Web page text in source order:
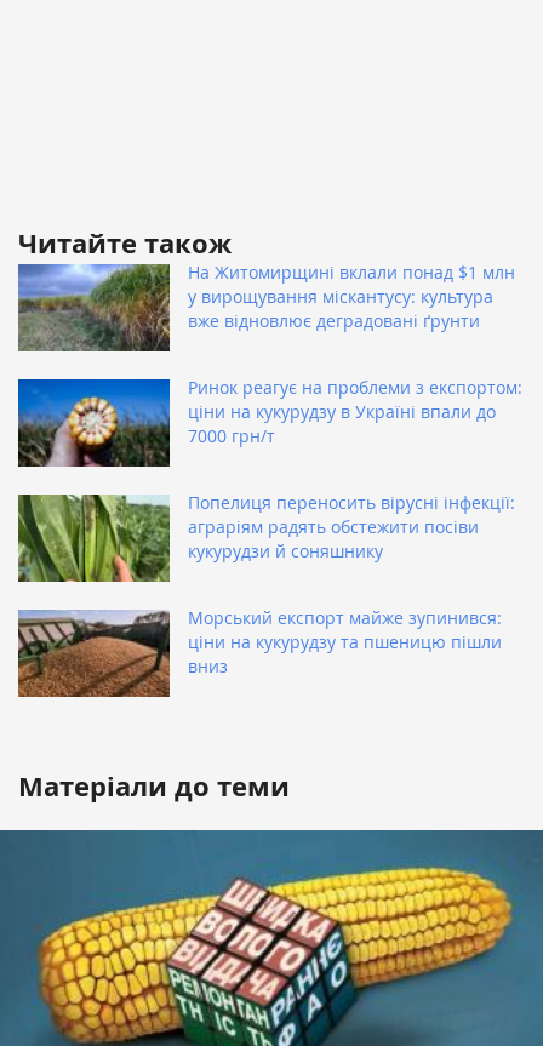
Читайте також
На Житомирщині вклали понад $1 млн
у вирощування міскантусу: культура
вже відновлює деградовані ґрунти
Ринок реагує на проблеми з експортом:
ціни на кукурудзу в Україні впали до
7000 грн/т
Попелиця переносить вірусні інфекції:
аграріям радять обстежити посіви
кукурудзи й соняшнику
Морський експорт майже зупинився:
ціни на кукурудзу та пшеницю пішли
вниз
Матеріали до теми